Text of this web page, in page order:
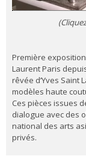
Première
Laurent Paris
rêvée d’Yves Saint
modèles haute
Ces pièces issues
dialogue avec des
national des arts
privés.